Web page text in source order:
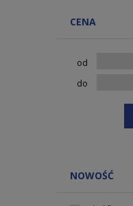
CENA
od
do
NOWOŚĆ